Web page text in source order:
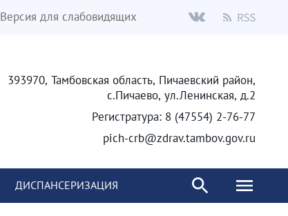
Версия для слабовидящих
393970, Тамбовская область, Пичаевский район,
с.Пичаево, ул.Ленинская, д.2
Регистратура: 8 (47554) 2-76-77
pich-crb@zdrav.tambov.gov.ru
ДИСПАНСЕРИЗАЦИЯ